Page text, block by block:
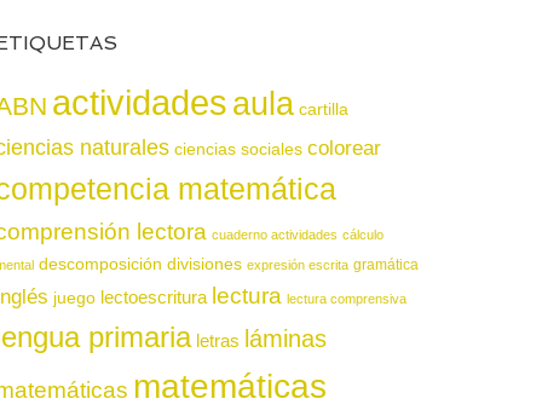
actividadesaula cartilla
naturales ciencias sociales colorear
matemática
lectora cuaderno actividades cálculo
descomposición divisiones expresión escrita gramática
juego lectoescritura lectura lectura comprensiva
primaria letras láminas
matemáticas